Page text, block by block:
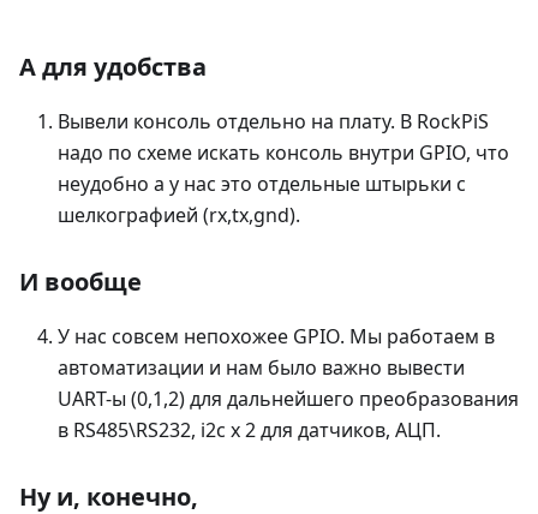
А для удобства
Вывели консоль отдельно на плату. В RockPiS
надо по схеме искать консоль внутри GPIO, что
неудобно а у нас это отдельные штырьки с
шелкографией (rx,tx,gnd).
И вообще
У нас совсем непохожее GPIO. Мы работаем в
автоматизации и нам было важно вывести
UART-ы (0,1,2) для дальнейшего преобразования
в RS485\RS232, i2c х 2 для датчиков, АЦП.
Ну и, конечно,